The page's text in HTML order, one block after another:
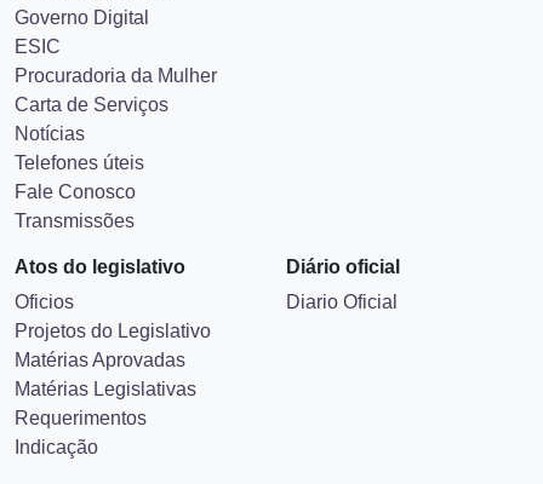
Governo Digital
ESIC
Procuradoria da Mulher
Carta de Serviços
Notícias
Telefones úteis
Fale Conosco
Transmissões
Atos do legislativo
Oficios
Projetos do Legislativo
Matérias Aprovadas
Matérias Legislativas
Requerimentos
Indicação
Diário oficial
Diario Oficial